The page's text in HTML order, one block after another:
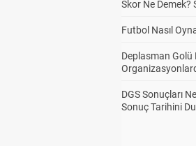
Skor Ne Demek?
Futbol Nasıl
Deplasman Golü
DGS Sonuçları
Sonuç Tarihini